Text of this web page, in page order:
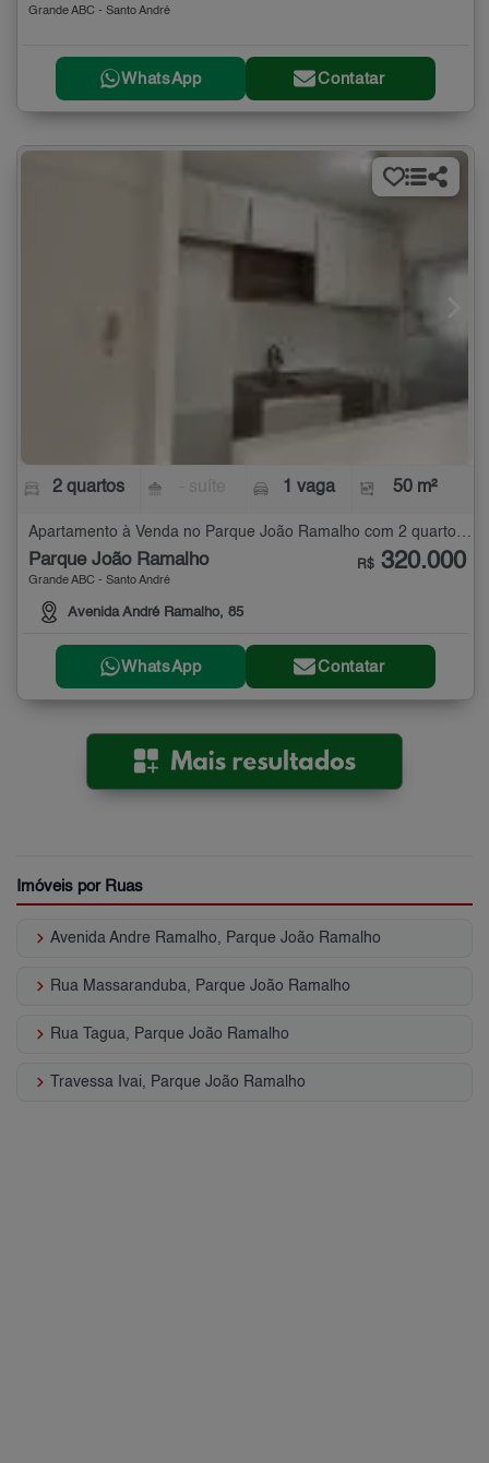
Grande ABC - Santo André
WhatsApp Contatar
2 quartos 1 vaga 50 m²
Apartamento à Venda no Parque João Ramalho com 2 quartos - 50 m²
Parque João Ramalho
Grande ABC - Santo André
Avenida André Ramalho, 85
R$ 320.000
WhatsApp Contatar
Imóveis por Ruas
keyboard_arrow_right Avenida Andre Ramalho, Parque João Ramalho
keyboard_arrow_right Rua Massaranduba, Parque João Ramalho
keyboard_arrow_right Rua Tagua, Parque João Ramalho
keyboard_arrow_right Travessa Ivai, Parque João Ramalho